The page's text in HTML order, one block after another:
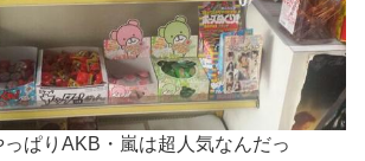
っぱりAKB・嵐は超人気なんだっ